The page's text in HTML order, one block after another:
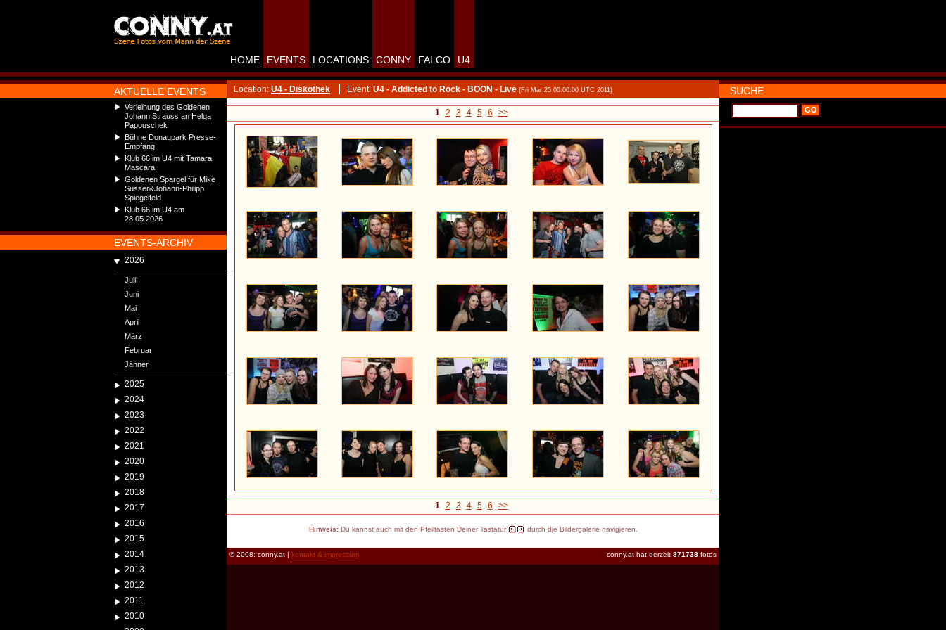
AKTUELLE EVENTS
Verleihung des Goldenen
Johann Strauss an Helga
Papouschek
Bühne Donaupark Presse-
Empfang
Klub 66 im U4 mit Tamara
Mascara
Goldenen Spargel für Mike
Süsser&Johann-Philipp
Spiegelfeld
Klub 66 im U4 am
28.05.2026
EVENTS-ARCHIV
2026
Juli
Juni
Mai
April
März
Februar
Jänner
2025
2024
2023
2022
2021
2020
2019
2018
2017
2016
2015
2014
2013
2012
2011
2010
HOME EVENTS LOCATIONS CONNY FALCO U4
Location: U4 - Diskothek Event: U4 - Addicted to Rock - BOON - Live (Fri Mar 25 00:00:00 UTC 2011)
1 2 3 4 5 6 >>
1 2 3 4 5 6 >>
Hinweis:Du kannst auch mit den Pfeiltasten Deiner Tastatur durch die Bildergalerie navigieren.
conny.at hat derzeit 871738 fotos
© 2008: conny.at | kontakt & impressum
SUCHE